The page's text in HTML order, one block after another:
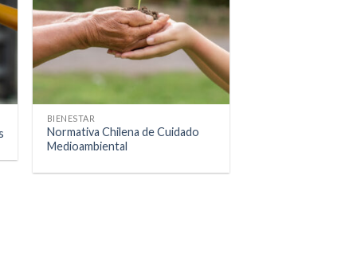
BIENESTAR
Normativa Chilena de Cuidado
Medioambiental